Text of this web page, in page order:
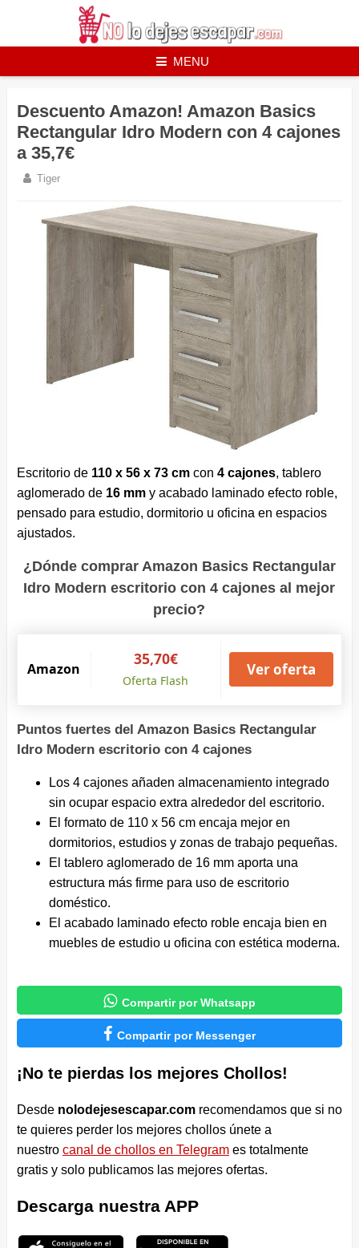
MENU
Descuento Amazon! Amazon Basics
Rectangular Idro Modern con 4 cajones
a 35,7€
Tiger
Escritorio de 110 x 56 x 73 cmcon 4 cajones, tablero
aglomerado de 16 mmy acabado laminado efecto roble,
pensado para estudio, dormitorio u oficina en espacios
ajustados.
¿Dónde comprar Amazon Basics Rectangular
Idro Modern escritorio con 4 cajones al mejor
precio?
Amazon
35,70€
Oferta Flash
Ver oferta
Puntos fuertes del Amazon Basics Rectangular
Idro Modern escritorio con 4 cajones
Los 4 cajones añaden almacenamiento integrado
sin ocupar espacio extra alrededor del escritorio.
El formato de 110 x 56 cm encaja mejor en
dormitorios, estudios y zonas de trabajo pequeñas.
El tablero aglomerado de 16 mm aporta una
estructura más firme para uso de escritorio
doméstico.
El acabado laminado efecto roble encaja bien en
muebles de estudio u oficina con estética moderna.
 Compartir por Whatsapp
 Compartir por Messenger
¡No te pierdas los mejores Chollos!
Desde nolodejesescapar.comrecomendamos que si no
te quieres perder los mejores chollos únete a
nuestro canal de chollos en Telegrames totalmente
gratis y solo publicamos las mejores ofertas.
Descarga nuestra APP